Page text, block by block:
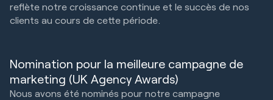
reflète notre croissance continue et le succès de nos
clients au cours de cette période.
Nomination pour la meilleure campagne de
marketing (UK Agency Awards)
Nous avons été nominés pour notre campagne